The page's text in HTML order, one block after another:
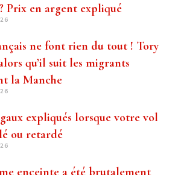
Prix ​​en argent expliqué
ne font rien du tout ! Tory
qu’il suit les migrants
la Manche
expliqués lorsque votre vol
ou retardé
enceinte a été brutalement